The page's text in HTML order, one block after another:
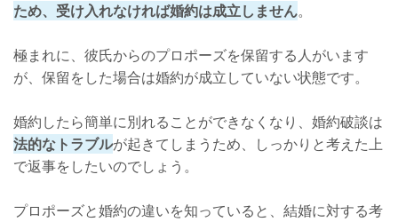
ため、受け入れなければ婚約は成立しません。
極まれに、彼氏からのプロポーズを保留する人がいます
が、保留をした場合は婚約が成立していない状態です。
婚約したら簡単に別れることができなくなり、婚約破談は
法的なトラブルが起きてしまうため、しっかりと考えた上
で返事をしたいのでしょう。
プロポーズと婚約の違いを知っていると、結婚に対する考